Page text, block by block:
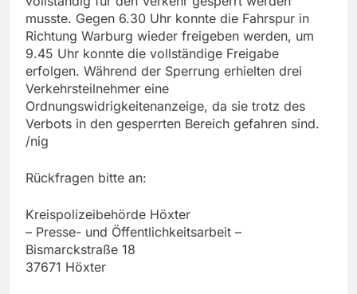
musste. Gegen 6.30 Uhr konnte die Fahrspur in
Richtung Warburg wieder freigeben werden, um
9.45 Uhr konnte die vollständige Freigabe
erfolgen. Während der Sperrung erhielten drei
Verkehrsteilnehmer eine
Ordnungswidrigkeitenanzeige, da sie trotz des
Verbots in den gesperrten Bereich gefahren sind.
/nig
Rückfragen bitte an:
Kreispolizeibehörde Höxter
– Presse- und Öffentlichkeitsarbeit –
Bismarckstraße 18
37671 Höxter